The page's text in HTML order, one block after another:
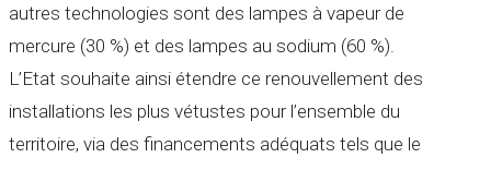
autres technologies sont des lampes à vapeur de
mercure (30 %) et des lampes au sodium (60 %).
L’Etat souhaite ainsi étendre ce renouvellement des
installations les plus vétustes pour l’ensemble du
territoire, via des financements adéquats tels que le